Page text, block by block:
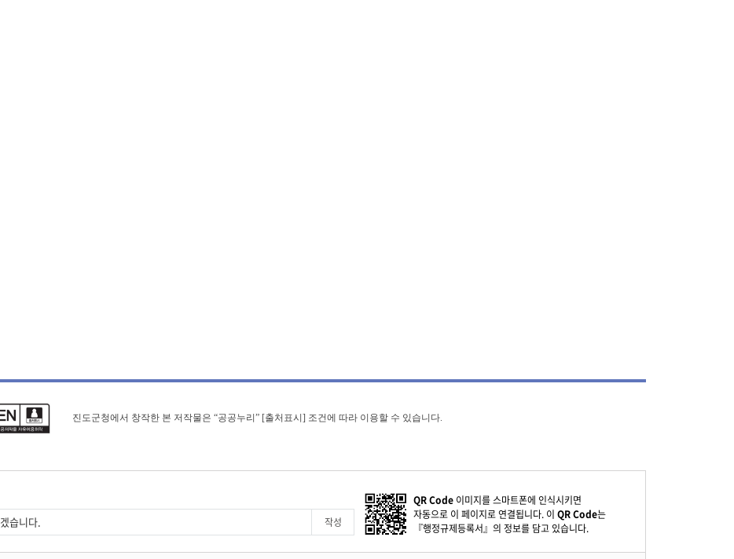
진도군청에서 창작한 본 저작물은 “공공누리” [출처표시] 조건에 따라 이용할 수 있습니다.
QR Code 이미지를 스마트폰에 인식시키면
자동으로 이 페이지로 연결됩니다. 이 QR Code는
『행정규제등록서』의 정보를 담고 있습니다.